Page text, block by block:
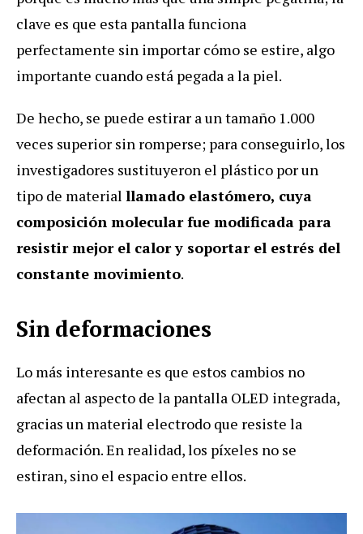
clave es que esta pantalla funciona
perfectamente sin importar cómo se estire, algo
importante cuando está pegada a la piel.
De hecho, se puede estirar a un tamaño 1.000
veces superior sin romperse; para conseguirlo, los
investigadores sustituyeron el plástico por un
tipo de material llamado elastómero, cuya
composición molecular fue modificada para
resistir mejor el calor y soportar el estrés del
constante movimiento.
Sin deformaciones
Lo más interesante es que estos cambios no
afectan al aspecto de la pantalla OLED integrada,
gracias un material electrodo que resiste la
deformación. En realidad, los píxeles no se
estiran, sino el espacio entre ellos.